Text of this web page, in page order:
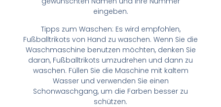
eingeben.
Tipps zum Waschen: Es wird empfohlen,
Fußballtrikots von Hand zu waschen. Wenn Sie die
Waschmaschine benutzen möchten, denken Sie
daran, Fußballtrikots umzudrehen und dann zu
waschen. Füllen Sie die Maschine mit kaltem
Wasser und verwenden Sie einen
Schonwaschgang, um die Farben besser zu
schützen.